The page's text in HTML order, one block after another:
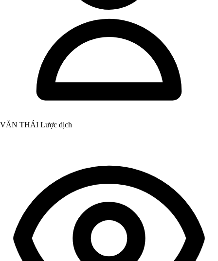
VĂN THÁI Lược dịch